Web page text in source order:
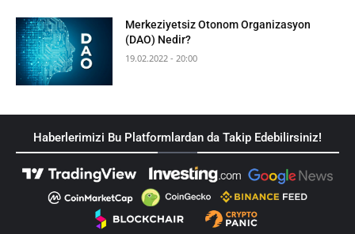
Merkeziyetsiz Otonom Organizasyon
(DAO) Nedir?
19.02.2022 - 20:00
Haberlerimizi Bu Platformlardan da Takip Edebilirsiniz!